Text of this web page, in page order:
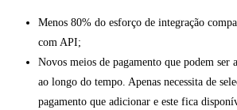
Menos 80% do esforço de integração
com API;
Novos meios de pagamento que podem ser
ao longo do tempo. Apenas necessita de
pagamento que adicionar e este fica